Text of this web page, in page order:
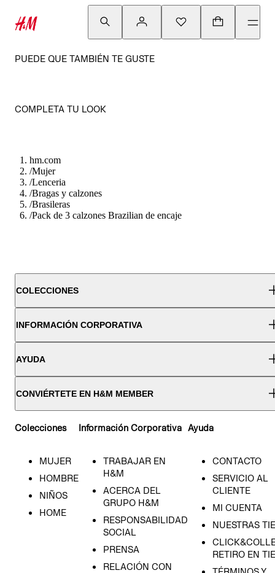
PUEDE QUE TAMBIÉN TE GUSTE
COMPLETA TU LOOK
hm.com
/Mujer
/Lenceria
/Bragas y calzones
/Brasileras
/Pack de 3 calzones Brazilian de encaje
COLECCIONES
INFORMACIÓN CORPORATIVA
AYUDA
CONVIÉRTETE EN H&M MEMBER
Colecciones
MUJER
HOMBRE
NIÑOS
HOME
Información Corporativa
TRABAJAR EN
H&M
ACERCA DEL
GRUPO H&M
RESPONSABILIDAD
SOCIAL
PRENSA
RELACIÓN CON
Ayuda
CONTACTO
SERVICIO AL
CLIENTE
MI CUENTA
NUESTRAS
RETIRO EN